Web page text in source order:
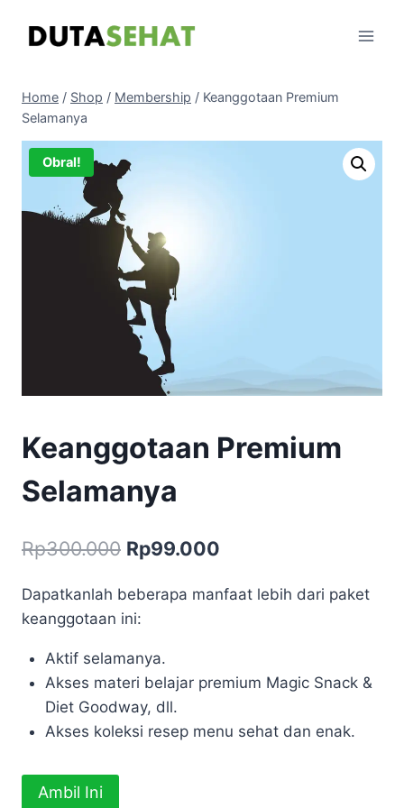
Home / Shop / Membership / Keanggotaan Premium
Selamanya
Obral!
Keanggotaan Premium
Selamanya
Rp300.000 Harga
adalah:
Rp99.000
ini
Dapatkanlah beberapa manfaat lebih dari paket
keanggotaan ini:
Aktif selamanya.
Akses materi belajar premium Magic Snack &
Diet Goodway, dll.
Akses koleksi resep menu sehat dan enak.
Kuantitas
Ambil Ini